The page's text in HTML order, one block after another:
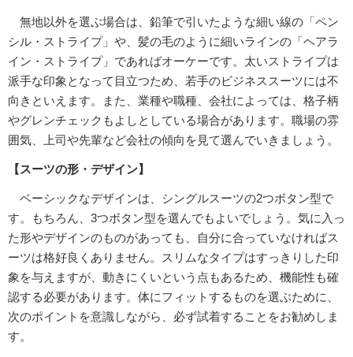
無地以外を選ぶ場合は、鉛筆で引いたような細い線の「ペン
シル・ストライプ」や、髪の毛のように細いラインの「ヘアラ
イン・ストライプ」であればオーケーです。太いストライプは
派手な印象となって目立つため、若手のビジネススーツには不
向きといえます。また、業種や職種、会社によっては、格子柄
やグレンチェックもよしとしている場合があります。職場の雰
囲気、上司や先輩など会社の傾向を見て選んでいきましょう。
【スーツの形・デザイン】
ベーシックなデザインは、シングルスーツの2つボタン型で
す。もちろん、3つボタン型を選んでもよいでしょう。気に入っ
た形やデザインのものがあっても、自分に合っていなければス
ーツは格好良くありません。スリムなタイプはすっきりした印
象を与えますが、動きにくいという点もあるため、機能性も確
認する必要があります。体にフィットするものを選ぶために、
次のポイントを意識しながら、必ず試着することをお勧めしま
す。